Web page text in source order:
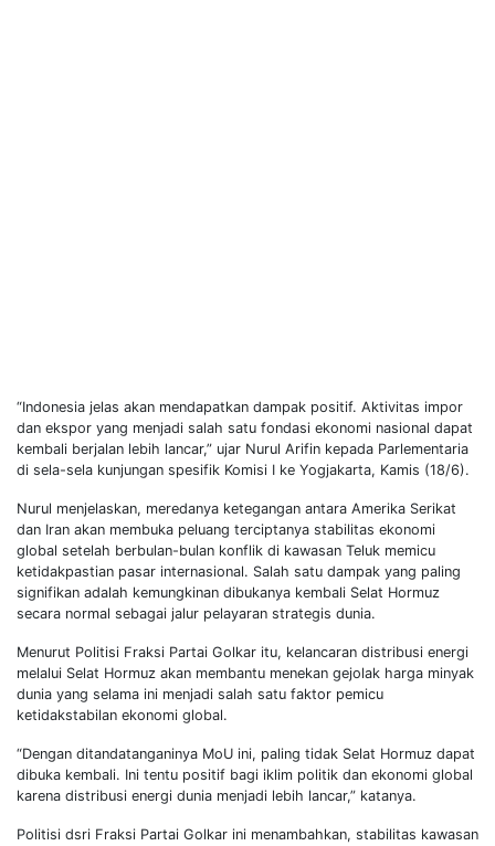
“Indonesia jelas akan mendapatkan dampak positif. Aktivitas impor
dan ekspor yang menjadi salah satu fondasi ekonomi nasional dapat
kembali berjalan lebih lancar,” ujar Nurul Arifin kepada Parlementaria
di sela-sela kunjungan spesifik Komisi I ke Yogjakarta, Kamis (18/6).
Nurul menjelaskan, meredanya ketegangan antara Amerika Serikat
dan Iran akan membuka peluang terciptanya stabilitas ekonomi
global setelah berbulan-bulan konflik di kawasan Teluk memicu
ketidakpastian pasar internasional. Salah satu dampak yang paling
signifikan adalah kemungkinan dibukanya kembali Selat Hormuz
secara normal sebagai jalur pelayaran strategis dunia.
Menurut Politisi Fraksi Partai Golkar itu, kelancaran distribusi energi
melalui Selat Hormuz akan membantu menekan gejolak harga minyak
dunia yang selama ini menjadi salah satu faktor pemicu
ketidakstabilan ekonomi global.
“Dengan ditandatanganinya MoU ini, paling tidak Selat Hormuz dapat
dibuka kembali. Ini tentu positif bagi iklim politik dan ekonomi global
karena distribusi energi dunia menjadi lebih lancar,” katanya.
Politisi dsri Fraksi Partai Golkar ini menambahkan, stabilitas kawasan